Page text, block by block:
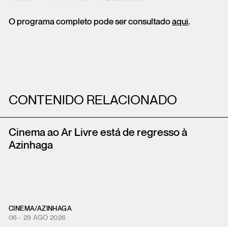
O programa completo pode ser consultado aqui.
CONTENIDO RELACIONADO
Cinema ao Ar Livre está de regresso à
Azinhaga
CINEMA/AZINHAGA
06 - 29 AGO 2026